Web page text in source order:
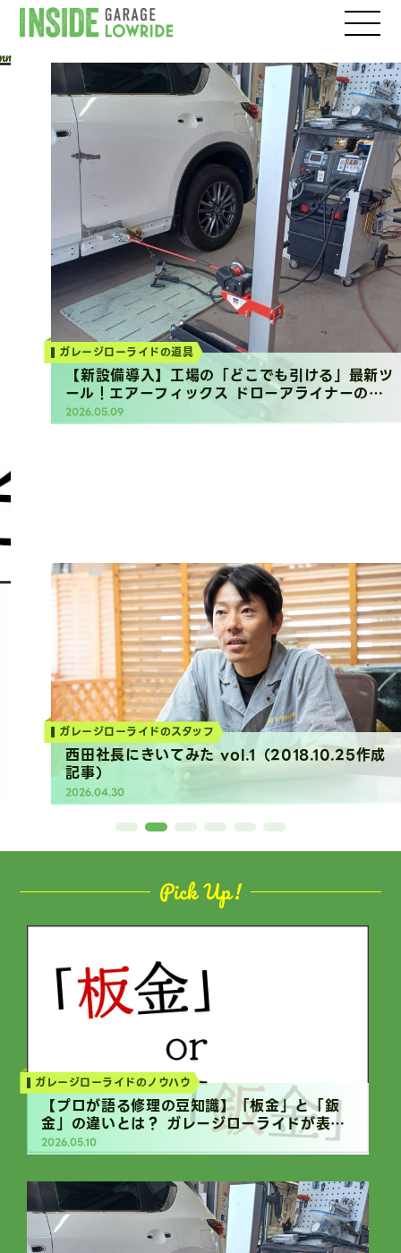
INSIDE GARAGE LOWRIDE
ガレージローライドの道具
【新設備導入】工場の「どこでも引ける」最新ツ
ール！エアーフィックス ドローアライナーのご
2026.05.09
Column
ガレージローライドのスタッフ
西田社長にきいてみた vol.1（2018.10.25作成
記事）
2026.04.30
Column
Pick Up!
ガレージローライドのノウハウ
【プロが語る修理の豆知識】「板金」と「鈑
金」の違いとは？ ガレージローライドが表記
に込める想い
2026.05.10
Column